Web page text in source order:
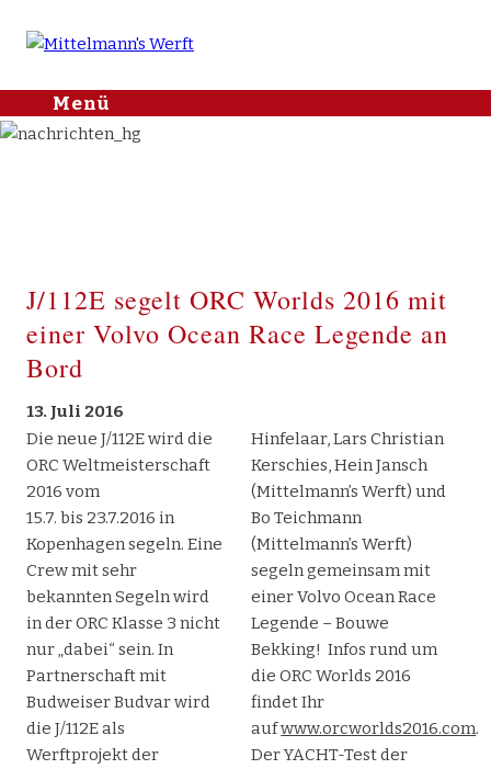
Mittelmann's
Werft
Menü
Home
Sargo
Makai
X Shore
Bootshandel
Gebrauchtboote
Kontakt
2018
2017
2016
2015
J/112E segelt ORC Worlds 2016 mit
einer Volvo Ocean Race Legende an
Bord
13. Juli 2016
Die neue J/112E wird die
ORC Weltmeisterschaft
2016 vom
15.7. bis 23.7.2016 in
Kopenhagen segeln. Eine
Crew mit sehr
bekannten Segeln wird
in der ORC Klasse 3 nicht
nur „dabei“ sein. In
Partnerschaft mit
Budweiser Budvar wird
die J/112E als
Werftprojekt der
Hinfelaar, Lars Christian
Kerschies, Hein Jansch
(Mittelmann’s Werft) und
Bo Teichmann
(Mittelmann’s Werft)
segeln gemeinsam mit
einer Volvo Ocean Race
Legende – Bouwe
Bekking! Infos rund um
die ORC Worlds 2016
findet Ihr
aufwww.orcworlds2016.com.
Der YACHT-Test der